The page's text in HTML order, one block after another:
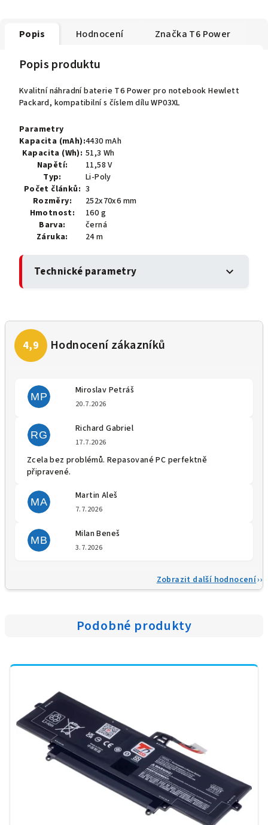
Popis Hodnocení Značka T6 Power
Popis produktu
Kvalitní náhradní baterie T6 Power pro notebook Hewlett
Packard, kompatibilní s číslem dílu WP03XL
Parametry
Kapacita (mAh):4430 mAh
Kapacita (Wh): 51,3 Wh
Napětí:
11,58 V
Typ:
Li-Poly
Počet článků: 3
Rozměry:
252x70x6 mm
Hmotnost:
160 g
Barva:
černá
Záruka:
24 m
Technické parametry expand_more
MP
Miroslav Petráš
20.7.2026
RG
Richard Gabriel
17.7.2026
Zcela bez problémů. Repasované PC perfektně
připravené.
MA
Martin Aleš
7.7.2026
MB
Milan Beneš
3.7.2026
Zobrazit další hodnocení
Podobné produkty